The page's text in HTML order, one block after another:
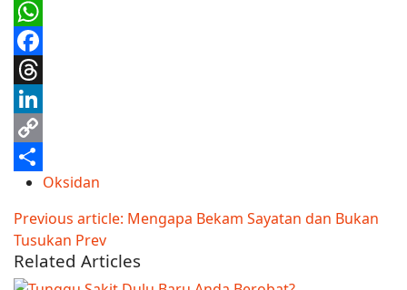
WhatsApp
Facebook
Threads
LinkedIn
Copy
Link
ShareOksidan
Previous article: Mengapa Bekam Sayatan dan Bukan
Tusukan Prev
Related Articles